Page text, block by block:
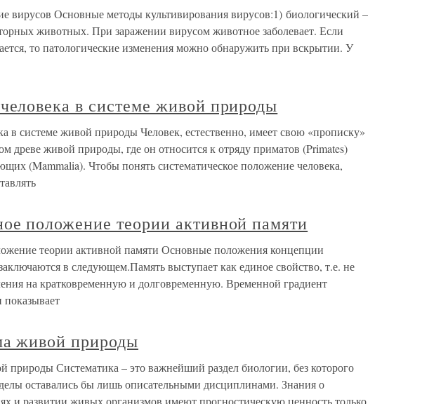
вирусов Основные методы культивирования вирусов:1) биологический –
животных. При заражении вирусом животное заболевает. Если
то патологические изменения можно обнаружить при вскрытии. У
в системе живой природы
в системе живой природы Человек, естественно, имеет свою «прописку»
древе живой природы, где он относится к отряду приматов (Primates)
(Mammalia). Чтобы понять систематическое положение человека,
положение теории активной памяти
теории активной памяти Основные положения концепции
в следующем.Память выступает как единое свойство, т.е. не
на кратковременную и долговременную. Временной градиент
живой природы
природы Систематика – это важнейший раздел биологии, без которого
оставались бы лишь описательными дисциплинами. Знания о